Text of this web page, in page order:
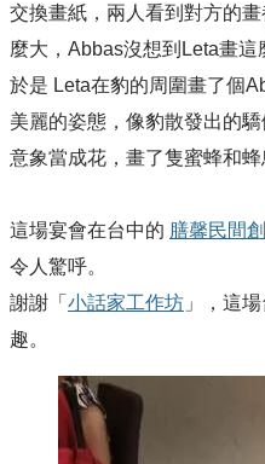
交換畫紙，兩人看到對方的
麼大，Abbas沒想到Leta畫這
於是 Leta在豹的周圍畫了個
美麗的姿態，像豹散發出的
意象當成花，畫了隻蜜蜂和蜂
這場宴會在台中的 膳馨民間
令人驚呼。
謝謝「 小話家工作坊 」，這
趣。